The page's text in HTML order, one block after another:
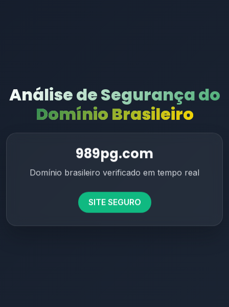
Análise de Segurança do
Domínio Brasileiro
989pg.com
Domínio brasileiro verificado em tempo real
SITE SEGURO